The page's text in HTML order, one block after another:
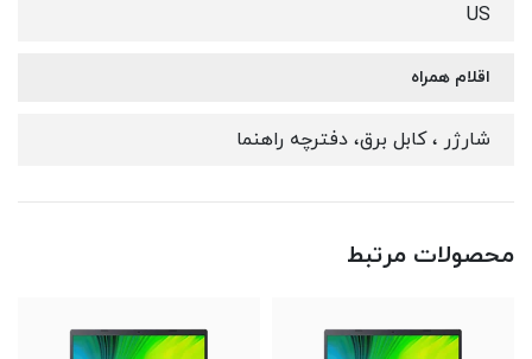
US
اقلام همراه
شارژر ، کابل برق، دفترچه راهنما
محصولات مرتبط